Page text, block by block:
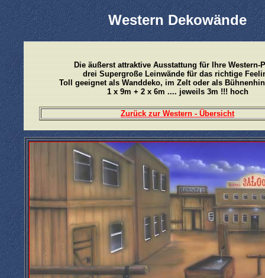
Western Dekowände
Die äußerst attraktive Ausstattung für Ihre Western-
drei Supergroße Leinwände für das richtige
Toll geeignet als Wanddeko, im Zelt oder als
1 x 9m + 2 x 6m .... jeweils 3m !!! hoch
Zurück zur Western - Übersicht